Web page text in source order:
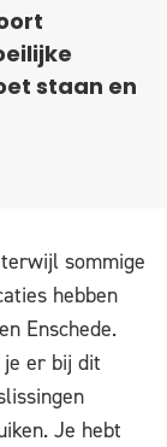
staan en
sommige
hebben
Enschede.
je er bij dit
Je hebt